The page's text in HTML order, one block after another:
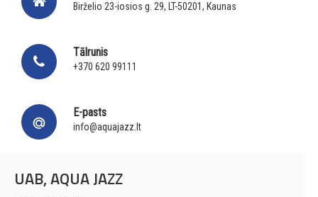
Birželio 23-iosios g. 29, LT-50201, Kaunas
Tālrunis
+370 620 99111
E-pasts
info@aquajazz.lt
UAB, AQUA JAZZ